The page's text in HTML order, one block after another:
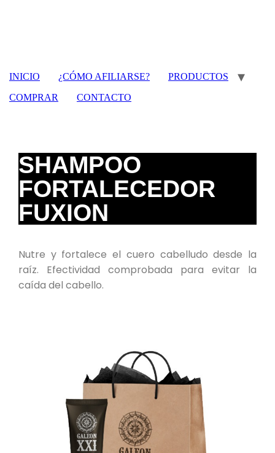
INICIO ¿CÓMO AFILIARSE?
PRODUCTOS
COMPRAR
CONTACTO
SHAMPOO
FORTALECEDOR
FUXION
Nutre y fortalece el cuero cabelludo desde la
raíz. Efectividad comprobada para evitar la
caída del cabello.